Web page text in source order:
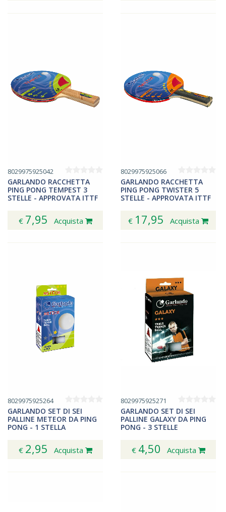
8029975925042
GARLANDO RACCHETTA
PING PONG TEMPEST 3
STELLE - APPROVATA ITTF
€ 7,95 Acquista
8029975925066
GARLANDO RACCHETTA
PING PONG TWISTER 5
STELLE - APPROVATA ITTF
€ 17,95 Acquista
8029975925264
GARLANDO SET DI SEI
PALLINE METEOR DA PING
PONG - 1 STELLA
€ 2,95 Acquista
8029975925271
GARLANDO SET DI SEI
PALLINE GALAXY DA PING
PONG - 3 STELLE
€ 4,50 Acquista